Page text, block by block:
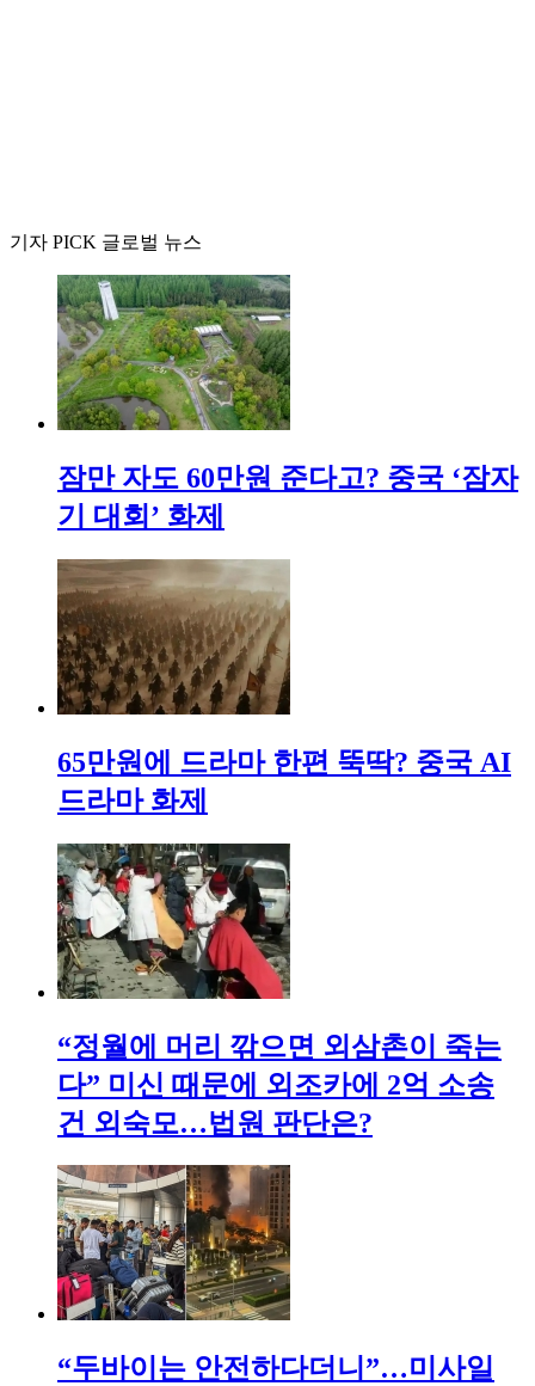
기자 PICK 글로벌 뉴스
잠만 자도 60만원 준다고? 중국 ‘잠자
기 대회’ 화제
65만원에 드라마 한편 뚝딱? 중국 AI
드라마 화제
“정월에 머리 깎으면 외삼촌이 죽는
다” 미신 때문에 외조카에 2억 소송
건 외숙모…법원 판단은?
“두바이는 안전하다더니”…미사일